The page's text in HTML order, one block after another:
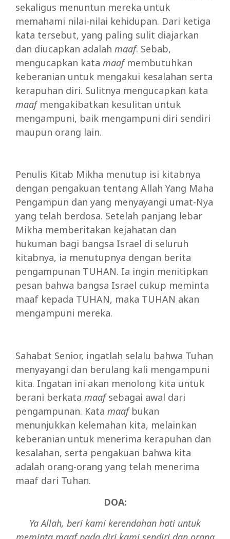
sekaligus menuntun mereka untuk
memahami nilai-nilai kehidupan. Dari ketiga
kata tersebut, yang paling sulit diajarkan
dan diucapkan adalah maaf. Sebab,
mengucapkan kata maaf membutuhkan
keberanian untuk mengakui kesalahan serta
kerapuhan diri. Sulitnya mengucapkan kata
maaf mengakibatkan kesulitan untuk
mengampuni, baik mengampuni diri sendiri
maupun orang lain.
Penulis Kitab Mikha menutup isi kitabnya
dengan pengakuan tentang Allah Yang Maha
Pengampun dan yang menyayangi umat-Nya
yang telah berdosa. Setelah panjang lebar
Mikha memberitakan kejahatan dan
hukuman bagi bangsa Israel di seluruh
kitabnya, ia menutupnya dengan berita
pengampunan TUHAN. Ia ingin menitipkan
pesan bahwa bangsa Israel cukup meminta
maaf kepada TUHAN, maka TUHAN akan
mengampuni mereka.
Sahabat Senior, ingatlah selalu bahwa Tuhan
menyayangi dan berulang kali mengampuni
kita. Ingatan ini akan menolong kita untuk
berani berkata maafsebagai awal dari
pengampunan. Kata maaf bukan
menunjukkan kelemahan kita, melainkan
keberanian untuk menerima kerapuhan dan
kesalahan, serta pengakuan bahwa kita
adalah orang-orang yang telah menerima
maaf dari Tuhan.
DOA:
Ya Allah, beri kami kerendahan hati untuk